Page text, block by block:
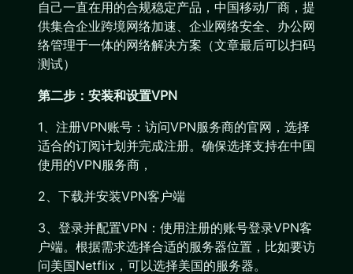
自己一直在用的合规稳定产品，中国移动厂商，提
供集合企业跨境网络加速、企业网络安全、办公网
络管理于一体的网络解决方案（文章最后可以扫码
测试）
第二步：安装和设置VPN
1、注册VPN账号：访问VPN服务商的官网，选择
适合的订阅计划并完成注册。确保选择支持在中国
使用的VPN服务商，
2、下载并安装VPN客户端
3、登录并配置VPN：使用注册的账号登录VPN客
户端。根据需求选择合适的服务器位置，比如要访
问美国Netflix，可以选择美国的服务器。